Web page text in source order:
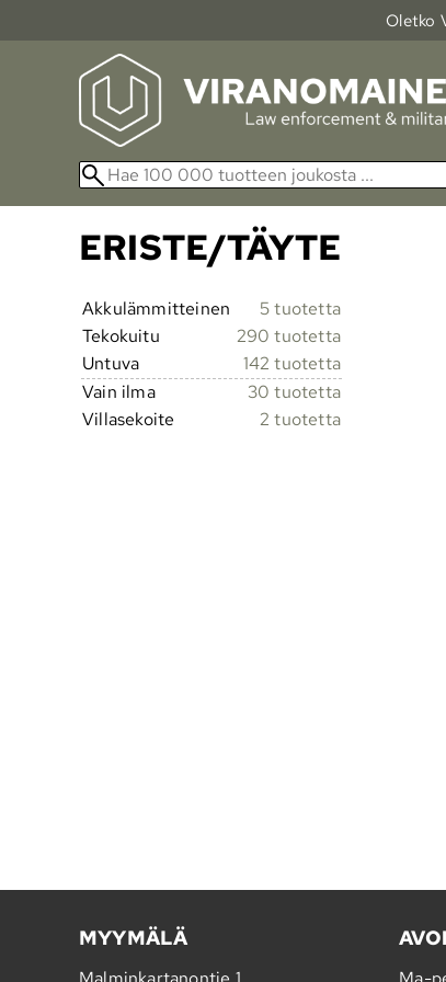
Oletko
ERISTE/TÄYTE
Akkulämmitteinen
5 tuotetta
Tekokuitu
290 tuotetta
Untuva
142 tuotetta
Vain ilma
30 tuotetta
Villasekoite
2 tuotetta
MYYMÄLÄ